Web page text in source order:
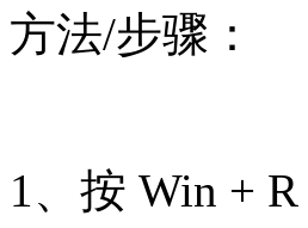
方法/步骤：
1、按 Win +